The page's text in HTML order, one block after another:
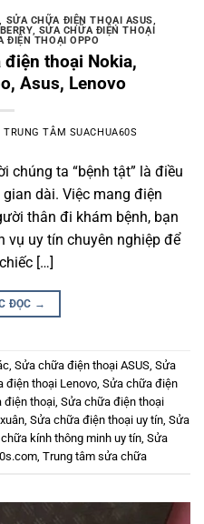
, SỬA CHỮA ĐIỆN THOẠI ASUS,
, SỬA CHỮA ĐIỆN THOẠI
ĐIỆN THOẠI OPPO
thoại Nokia,
Asus, Lenovo
TRUNG TÂM SUACHUA60S
chúng ta “bệnh tật” là điều
dài. Việc mang điện
thân đi khám bệnh, bạn
vụ uy tín chuyên nghiệp để
[…]
ĐỌC →
, Sửa chữa điện thoại ASUS, Sửa
điện thoại Lenovo, Sửa chữa điện
điện thoại, Sửa chữa điện thoại
, Sửa chữa điện thoại uy tín, Sửa
kính thông minh uy tín, Sửa
, Trung tâm sửa chữa